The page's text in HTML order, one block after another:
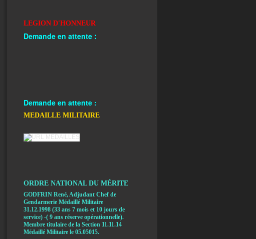
LEGION D'HONNEUR
Demande en attente :
Demande en attente :
MEDAILLE MILITAIRE
ORDRE NATIONAL DU MÉRITE
GODFRIN René, Adjudant Chef de
Gendarmerie Médaillé Militaire
31.12.1998 (33 ans 7 mois et 10 jours de
service) -( 9 ans réserve opérationnelle).
Membre titulaire de la Section 11.11.14
Médaillé Militaire le 05.05015.